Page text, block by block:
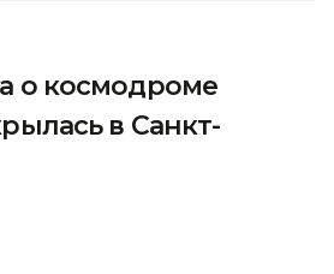
о космодроме
в Санкт-